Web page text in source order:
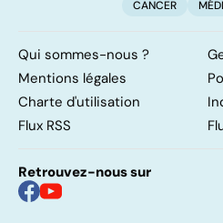
CANCER
Qui sommes-nous ?
Mentions légales
Charte d'utilisation
Flux RSS
Retrouvez-nous sur